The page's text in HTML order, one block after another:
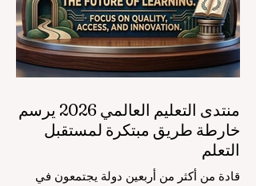
منتدى التعليم العالمي 2026 يرسم
خارطة طريق مبتكرة لمستقبل
التعلم
قادة من أكثر من أربعين دولة يجتمعون في